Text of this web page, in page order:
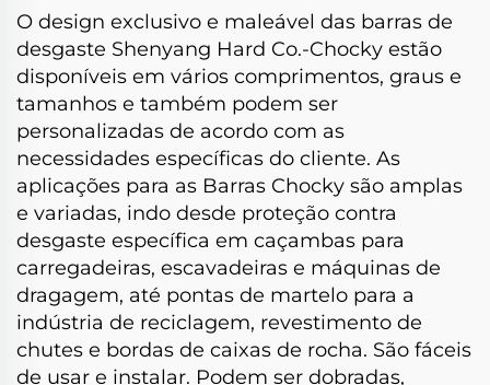
O design exclusivo e maleável das barras de
desgaste Shenyang Hard Co.-Chocky estão
disponíveis em vários comprimentos, graus e
tamanhos e também podem ser
personalizadas de acordo com as
necessidades específicas do cliente. As
aplicações para as Barras Chocky são amplas
e variadas, indo desde proteção contra
desgaste específica em caçambas para
carregadeiras, escavadeiras e máquinas de
dragagem, até pontas de martelo para a
indústria de reciclagem, revestimento de
chutes e bordas de caixas de rocha. São fáceis
de usar e instalar. Podem ser dobradas,